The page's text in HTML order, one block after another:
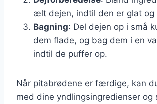
ælt dejen, indtil den er glat og
Bagning: Del dejen op i små
dem flade, og bag dem i en
indtil de puffer op.
Når pitabrødene er færdige, kan
med dine yndlingsingredienser og